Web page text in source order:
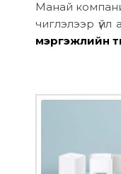
Манай
чиглэлээр
мэргэжлийн